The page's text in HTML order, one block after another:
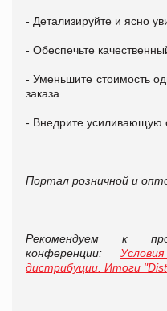
- Детализируйте и ясно
- Обеспечьте
- Уменьшите стоимость
заказа.
- Внедрите усиливающую
Портал розничной и
Рекомендуем к
конференции:
дистрибуции. Итоги